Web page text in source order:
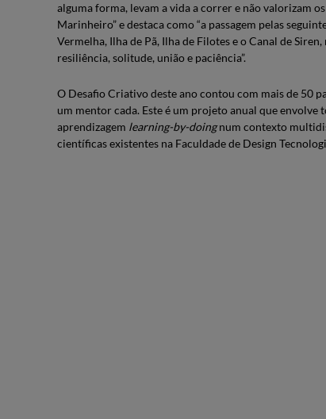
alguma forma, levam a vida a correr e não valorizam
Marinheiro” e destaca como “a passagem pelas
Vermelha, Ilha de Pã, Ilha de Filotes e o Canal de
resiliência, solitude, união e paciência”.
O Desafio Criativo deste ano contou com mais de 50
um mentor cada. Este é um projeto anual que envolve
aprendizagem learning-by-doingnum contexto
científicas existentes na Faculdade de Design